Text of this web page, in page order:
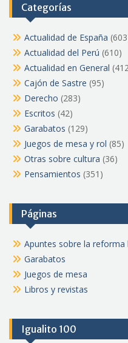
Categorías
Actualidad de España
Actualidad del Perú (610)
Actualidad en General
Cajón de Sastre (95)
Derecho (283)
Escritos (42)
Garabatos (129)
Juegos de mesa y rol (85)
Otras sobre cultura (36)
Pensamientos (351)
Páginas
Apuntes sobre la reforma
Garabatos
Juegos de mesa
Libros y revistas
Igualito 100